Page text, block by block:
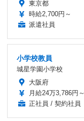
東京都
時給2,700円～
派遣社員
小学校教員
城星学園小学校
大阪府
月給24万3,786円～
正社員 / 契約社員